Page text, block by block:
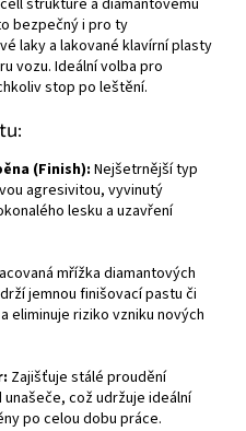
bezpečný i pro ty
laky a lakované klavírní plasty
vozu. Ideální volba pro
stop po leštění.
(Finish): Nejšetrnější typ
agresivitou, vyvinutý
lesku a uzavření
mřížka diamantových
jemnou finišovací pastu či
eliminuje riziko vzniku nových
Zajišťuje stálé proudění
což udržuje ideální
po celou dobu práce.